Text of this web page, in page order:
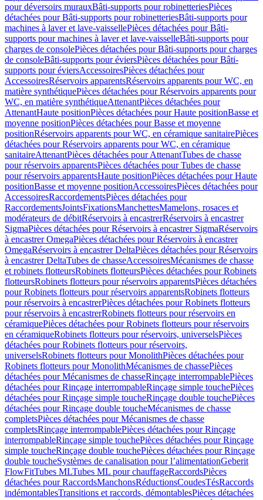
pour déversoirs murauxBâti-supports pour robinetteriesPièces
détachées pour Bâti-supports pour robinetteriesBâti-supports pour
machines à laver et lave-vaissellePièces détachées pour Bâti-
supports pour machines à laver et lave-vaisselleBâti-supports pour
charges de consolePièces détachées pour Bâti-supports pour charges
de consoleBâti-supports pour éviersPièces détachées pour Bâti-
supports pour éviersAccessoiresPièces détachées pour
AccessoiresRéservoirs apparentsRéservoirs apparents pour WC, en
matière synthétiquePièces détachées pour Réservoirs apparents pour
WC, en matière synthétiqueAttenantPièces détachées pour
AttenantHaute positionPièces détachées pour Haute positionBasse et
moyenne positionPièces détachées pour Basse et moyenne
positionRéservoirs apparents pour WC, en céramique sanitairePièces
détachées pour Réservoirs apparents pour WC, en céramique
sanitaireAttenantPièces détachées pour AttenantTubes de chasse
pour réservoirs apparentsPièces détachées pour Tubes de chasse
pour réservoirs apparentsHaute positionPièces détachées pour Haute
positionBasse et moyenne positionAccessoiresPièces détachées pour
AccessoiresRaccordementsPièces détachées pour
RaccordementsJointsFixationsManchettesMamelons, rosaces et
modérateurs de débitRéservoirs à encastrerRéservoirs à encastrer
SigmaPièces détachées pour Réservoirs à encastrer SigmaRéservoirs
à encastrer OmegaPièces détachées pour Réservoirs à encastrer
OmegaRéservoirs à encastrer DeltaPièces détachées pour Réservoirs
à encastrer DeltaTubes de chasseAccessoiresMécanismes de chasse
et robinets flotteursRobinets flotteursPièces détachées pour Robinets
flotteursRobinets flotteurs pour réservoirs apparentsPièces détachées
pour Robinets flotteurs pour réservoirs apparentsRobinets flotteurs
pour réservoirs à encastrerPièces détachées pour Robinets flotteurs
pour réservoirs à encastrerRobinets flotteurs pour réservoirs en
céramiquePièces détachées pour Robinets flotteurs pour réservoirs
en céramiqueRobinets flotteurs pour réservoirs, universelsPièces
détachées pour Robinets flotteurs pour réservoirs,
universelsRobinets flotteurs pour MonolithPièces détachées pour
Robinets flotteurs pour MonolithMécanismes de chassePièces
détachées pour Mécanismes de chasseRinçage interrompablePièces
détachées pour Rinçage interrompableRinçage simple touchePièces
détachées pour Rinçage simple toucheRinçage double touchePièces
détachées pour Rinçage double toucheMécanismes de chasse
completsPièces détachées pour Mécanismes de chasse
completsRinçage interrompablePièces détachées pour Rinçage
interrompableRinçage simple touchePièces détachées pour Rinçage
simple toucheRinçage double touchePièces détachées pour Rinçage
double toucheSystèmes de canalisation pour l’alimentationGeberit
FlowFitTubes MLTubes ML pour chauffageRaccordsPièces
détachées pour RaccordsManchonsRéductionsCoudesTésRaccords
indémontablesTransitions et raccords, démontablesPièces détachées